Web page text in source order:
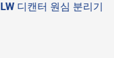
LW 디캔터 원심 분리기